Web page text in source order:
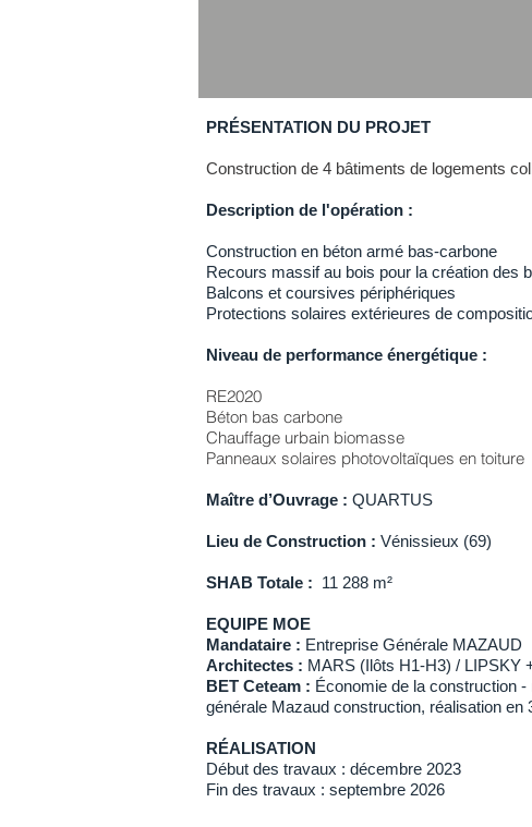
PRÉSENTATION DU PROJET
​Construction de 4 bâtiments de logements
Description de l'opération :
Construction en béton armé bas-carbone
Recours massif au bois pour la création des
Balcons et coursives périphériques
Protections solaires extérieures de
Niveau de performance énergétique :
RE2020
Béton bas carbone
Chauffage urbain biomasse
Panneaux solaires photovoltaïques en toiture
Maître d’Ouvrage : QUARTUS
Lieu de Construction : Vénissieux (69)
SHAB Totale : 11 288 m²
EQUIPE MOE
Mandataire : Entreprise Générale MAZAUD
Architectes : MARS (Ilôts H1-H3) / LIPSKY
BET Ceteam : Économie de la construction -
générale Mazaud construction, réalisation
RÉALISATION
Début des travaux : décembre 2023
Fin des travaux : septembre 2026